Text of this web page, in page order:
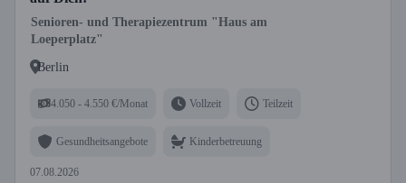
Senioren- und Therapiezentrum "Haus am
Loeperplatz"
Berlin
4.050 - 4.550 €/Monat Vollzeit Teilzeit
Gesundheitsangebote Kinderbetreuung
07.08.2026